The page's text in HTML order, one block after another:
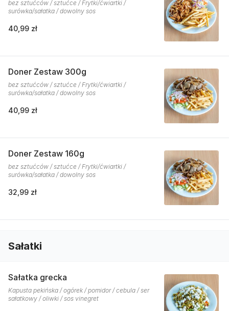
bez sztućców / sztućce / Frytki/ćwiartki /
surówka/sałatka / dowolny sos
40,99 zł
Doner Zestaw 300g
bez sztućców / sztućce / Frytki/ćwiartki /
surówka/sałatka / dowolny sos
40,99 zł
Doner Zestaw 160g
bez sztućców / sztućce / Frytki/ćwiartki /
surówka/sałatka / dowolny sos
32,99 zł
Sałatki
Sałatka grecka
Kapusta pekińska / ogórek / pomidor / cebula / ser
sałatkowy / oliwki / sos vinegret